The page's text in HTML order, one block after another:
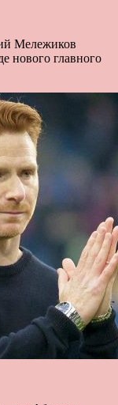
Мележиков
нового главного